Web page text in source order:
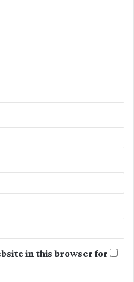
t
in this browser for